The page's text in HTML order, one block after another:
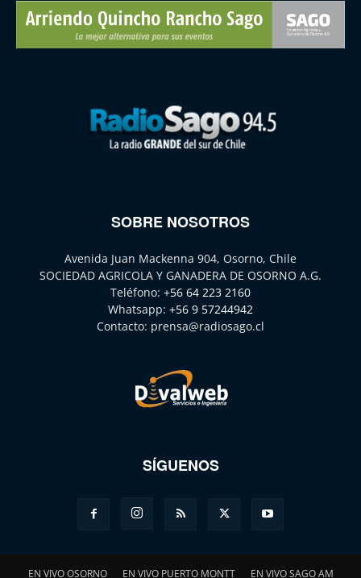
SOBRE NOSOTROS
Avenida Juan Mackenna 904, Osorno, Chile
SOCIEDAD AGRICOLA Y GANADERA DE OSORNO A.G.
Teléfono: +56 64 223 2160
Whatsapp: +56 9 57244942
Contacto: prensa@radiosago.cl
SÍGUENOS
EN VIVO OSORNO EN VIVO PUERTO MONTT EN VIVO SAGO AM